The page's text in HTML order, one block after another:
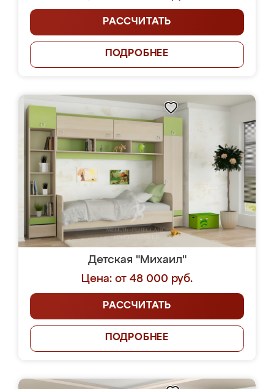
РАССЧИТАТЬ
ПОДРОБНЕЕ
Детская "Михаил"
Цена: от 48 000 руб.
РАССЧИТАТЬ
ПОДРОБНЕЕ